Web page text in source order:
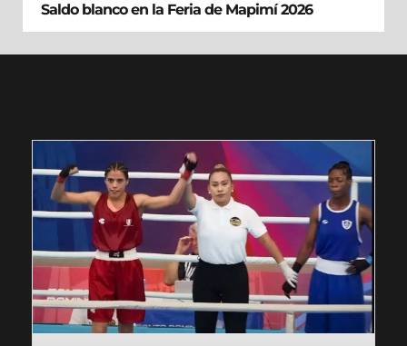
Saldo blanco en la Feria de Mapimí 2026